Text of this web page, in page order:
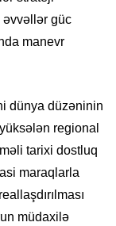
əvvəllər güc
manevr
dünya düzəninin
regional
tarixi dostluq
maraqlarla
müdaxilə